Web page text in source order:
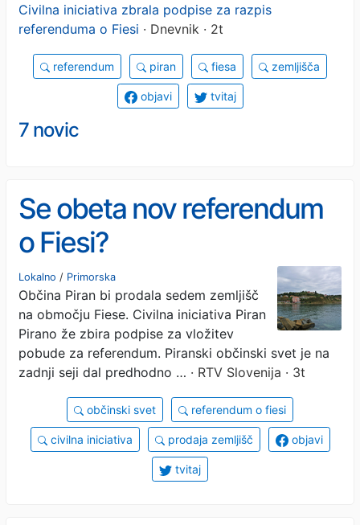
Civilna iniciativa zbrala podpise za razpis
referenduma o Fiesi · Dnevnik · 2t
referendum piran fiesa zemljišča
objavi tvitaj
7 novic
Se obeta nov referendum
o Fiesi?
Lokalno / Primorska
Občina Piran bi prodala sedem zemljišč
na območju Fiese. Civilna iniciativa Piran
Pirano že zbira podpise za vložitev
pobude za referendum. Piranski občinski svet je na
zadnji seji dal predhodno … · RTV Slovenija · 3t
občinski svet referendum o fiesi
civilna iniciativa prodaja zemljišč objavi
tvitaj